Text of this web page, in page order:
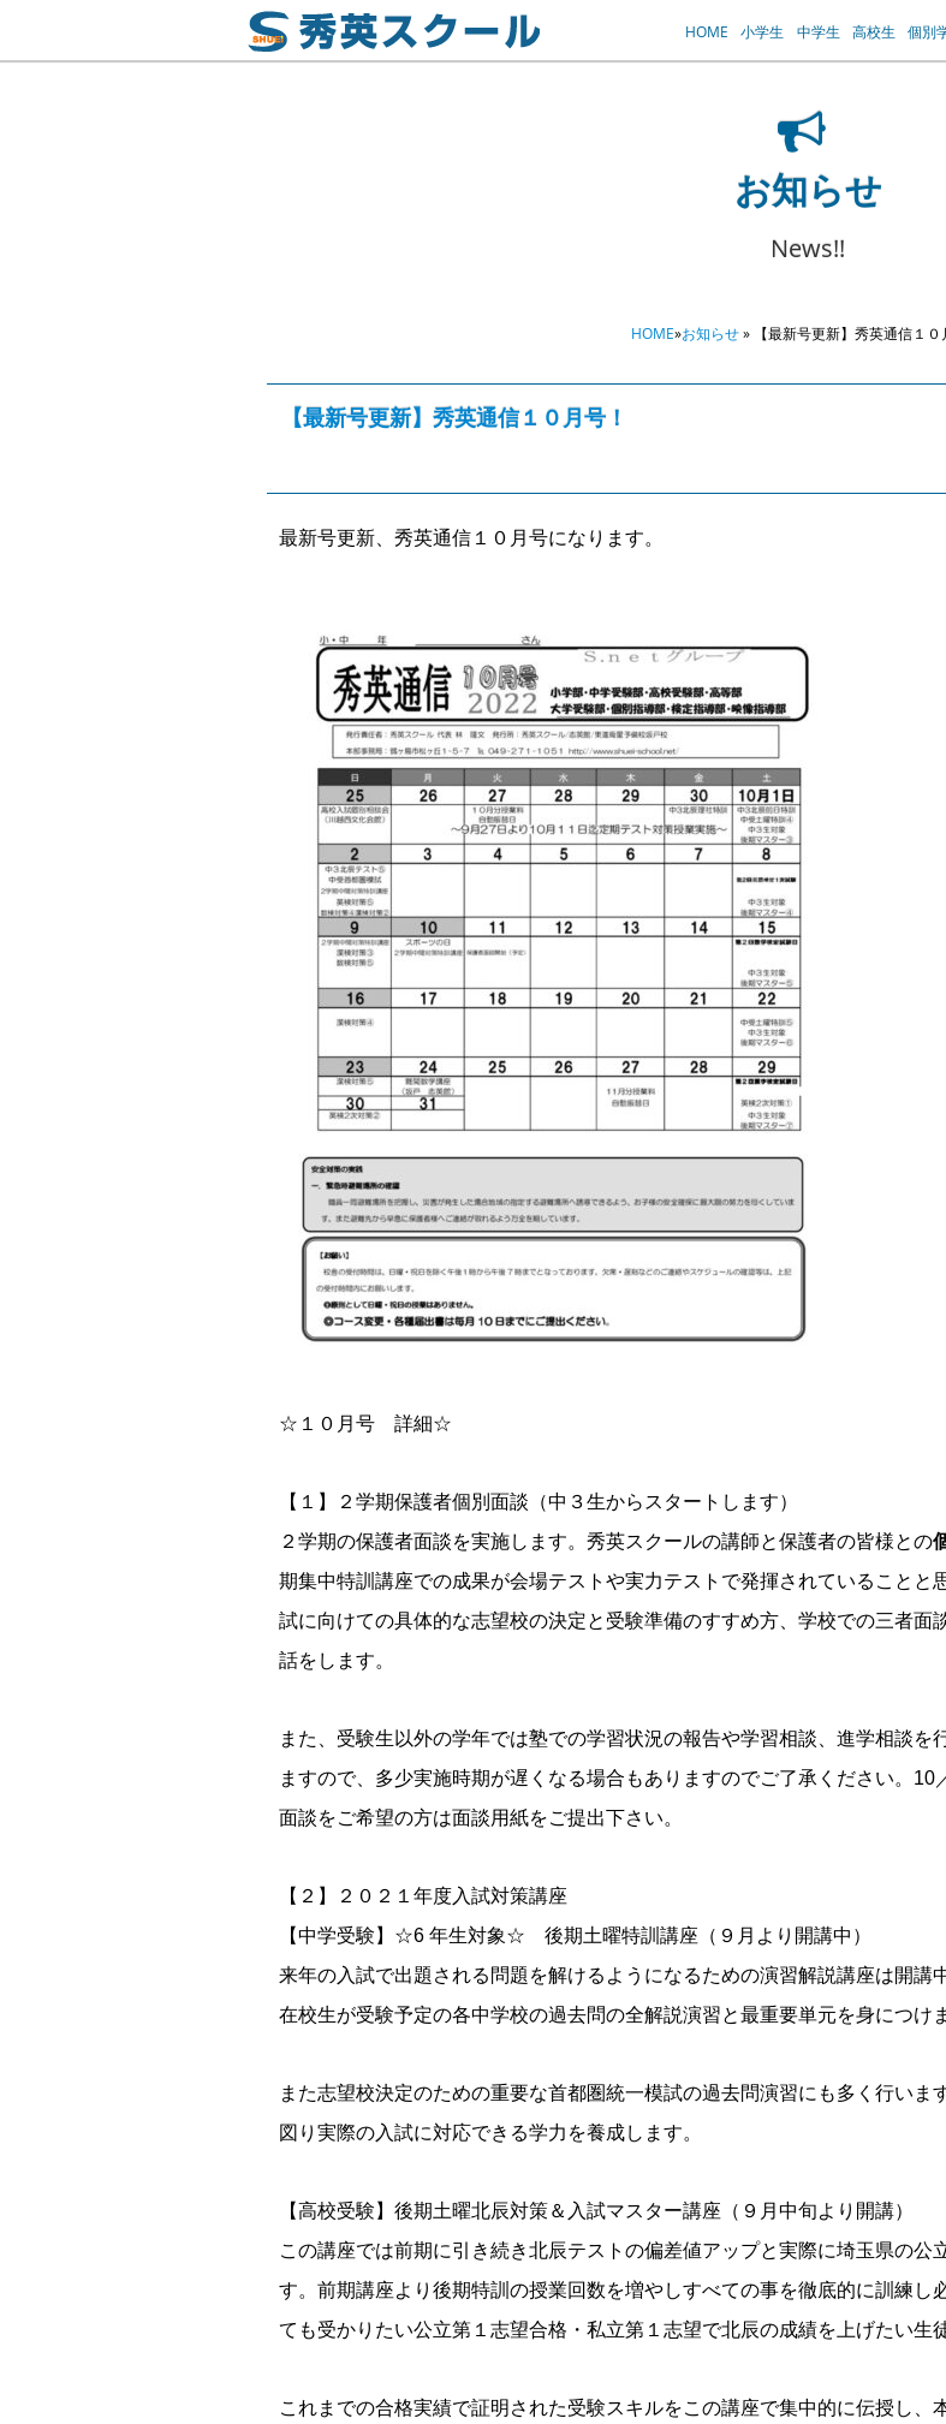
HOME 小学生 中学生 高校生 個別
お知らせ
News!!
HOME»お知らせ» 【最新号更新】秀英通信１０
【最新号更新】秀英通信１０月号！
最新号更新、秀英通信１０月号になります。
☆１０月号 詳細☆
【１】２学期保護者個別面談（中３生からスタートします）
２学期の保護者面談を実施します。秀英スクールの講師と保護者の皆様との
期集中特訓講座での成果が会場テストや実力テストで発揮されていることと
試に向けての具体的な志望校の決定と受験準備のすすめ方、学校での三者面
話をします。
また、受験生以外の学年では塾での学習状況の報告や学習相談、進学相談を
ますので、多少実施時期が遅くなる場合もありますのでご了承ください。10
面談をご希望の方は面談用紙をご提出下さい。
【２】２０２１年度入試対策講座
【中学受験】☆6 年生対象☆ 後期土曜特訓講座（９月より開講中）
来年の入試で出題される問題を解けるようになるための演習解説講座は開講
在校生が受験予定の各中学校の過去問の全解説演習と最重要単元を身につけ
また志望校決定のための重要な首都圏統一模試の過去問演習にも多く行い
図り実際の入試に対応できる学力を養成します。
【高校受験】後期土曜北辰対策＆入試マスター講座（９月中旬より開講）
この講座では前期に引き続き北辰テストの偏差値アップと実際に埼玉県の公
す。前期講座より後期特訓の授業回数を増やしすべての事を徹底的に訓練し
ても受かりたい公立第１志望合格・私立第１志望で北辰の成績を上げたい生
これまでの合格実績で証明された受験スキルをこの講座で集中的に伝授し、